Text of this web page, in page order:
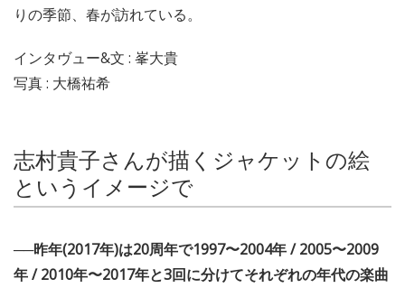
りの季節、春が訪れている。
インタヴュー&文 : 峯大貴
写真 : 大橋祐希
志村貴子さんが描くジャケットの絵
というイメージで
──昨年(2017年)は20周年で1997〜2004年 / 2005〜2009
年 / 2010年〜2017年と3回に分けてそれぞれの年代の楽曲